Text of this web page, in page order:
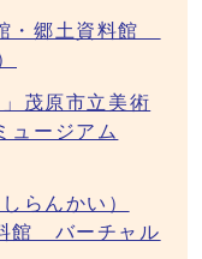
・郷土資料館
茂原市立美術
ージアム
らんかい）
館 バーチャル